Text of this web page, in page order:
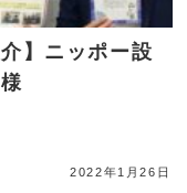
介】ニッポー設
2022年1月26日